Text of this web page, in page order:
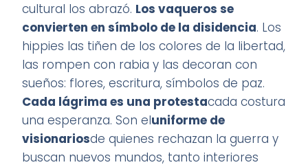
cultural los abrazó. Los vaqueros se
convierten en símbolo de la disidencia. Los
hippies las tiñen de los colores de la libertad,
las rompen con rabia y las decoran con
sueños: flores, escritura, símbolos de paz.
Cada lágrima es una protestacada costura
una esperanza. Son eluniforme de
visionariosde quienes rechazan la guerra y
buscan nuevos mundos, tanto interiores